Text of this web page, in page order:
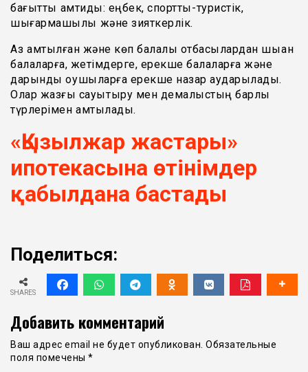
бағытты қамтиды: еңбек, спорттық-туристік,
шығармашылық және зияткерлік.
Аз қамтылған және көп балалы отбасылардан шыққан
балаларға, жетімдерге, ерекше балаларға және
дарынды оқушыларға ерекше назар аударылады.
Олар жазғы сауықтыру мен демалыстың барлық
түрлерімен қамтылады.
«Қызылжар жастары»
ипотекасына өтінімдер
қабылдана бастады
Поделиться:
SHARES
Добавить комментарий
Ваш адрес email не будет опубликован. Обязательные
поля помечены *